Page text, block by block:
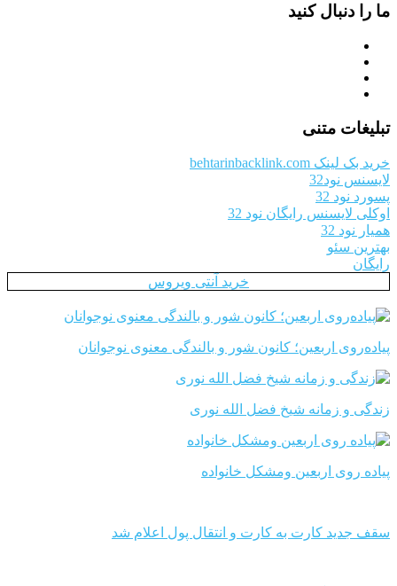
ما را دنبال کنید
تبلیغات متنی
خرید بک لینک behtarinbacklink.com
لایسنس نود32
پسورد نود 32
اوکلی لایسنس رایگان نود 32
همیار نود 32
بهترین سئو
رایگان
خرید آنتی ویروس
پیاده‌روی اربعین؛ کانون شور و بالندگی معنوی نوجوانان
زندگی و زمانه شیخ فضل الله نوری
پیاده روی اربعین ومشکل خانواده
سقف جدید کارت به کارت و انتقال پول اعلام شد